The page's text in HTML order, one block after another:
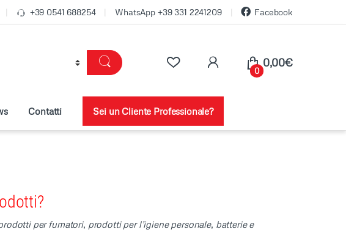
+39 0541 688254 WhatsApp +39 331 2241209 Facebook
0
0,00€
Contatti Sei un Cliente Professionale?
per fumatori, prodotti per l’igiene personale, batterie e